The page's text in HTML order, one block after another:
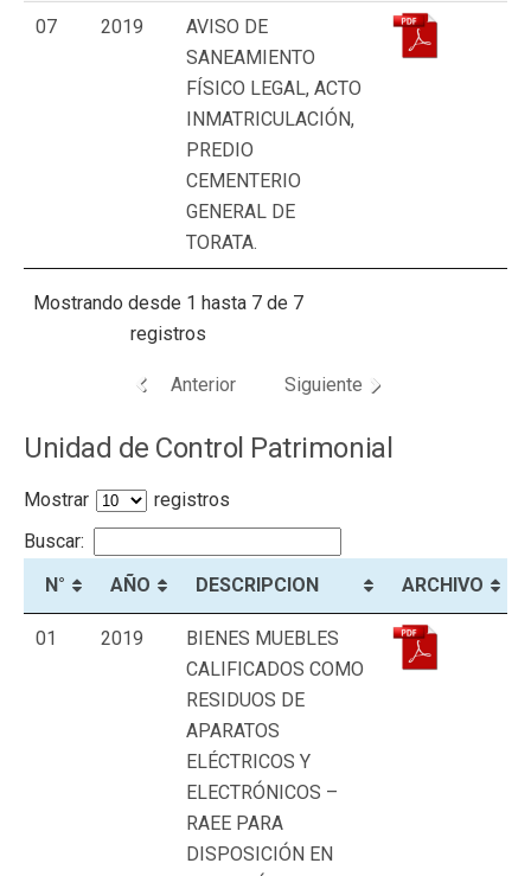
07 2019
AVISO DE
SANEAMIENTO
FÍSICO LEGAL, ACTO
INMATRICULACIÓN,
PREDIO
CEMENTERIO
GENERAL DE
TORATA.
Mostrando desde 1 hasta 7 de 7
registros
Anterior Siguiente
Unidad de Control Patrimonial
Mostrar
registros
Buscar:
N°
AÑO DESCRIPCION ARCHIVO
01 2019
BIENES MUEBLES
CALIFICADOS COMO
RESIDUOS DE
APARATOS
ELÉCTRICOS Y
ELECTRÓNICOS –
RAEE PARA
DISPOSICIÓN EN